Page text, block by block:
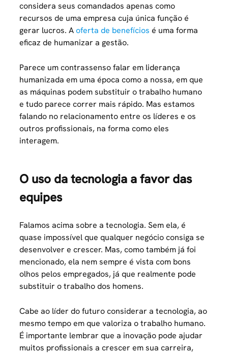
considera seus comandados apenas como
recursos de uma empresa cuja única função é
gerar lucros. Aoferta de benefícios é uma forma
eficaz de humanizar a gestão.
Parece um contrassenso falar em liderança
humanizada em uma época como a nossa, em que
as máquinas podem substituir o trabalho humano
e tudo parece correr mais rápido. Mas estamos
falando no relacionamento entre os líderes e os
outros profissionais, na forma como eles
interagem.
O uso da tecnologia a favor das
equipes
Falamos acima sobre a tecnologia. Sem ela, é
quase impossível que qualquer negócio consiga se
desenvolver e crescer. Mas, como também já foi
mencionado, ela nem sempre é vista com bons
olhos pelos empregados, já que realmente pode
substituir o trabalho dos homens.
Cabe ao líder do futuro considerar a tecnologia, ao
mesmo tempo em que valoriza o trabalho humano.
É importante lembrar que a inovação pode ajudar
muitos profissionais a crescer em sua carreira,